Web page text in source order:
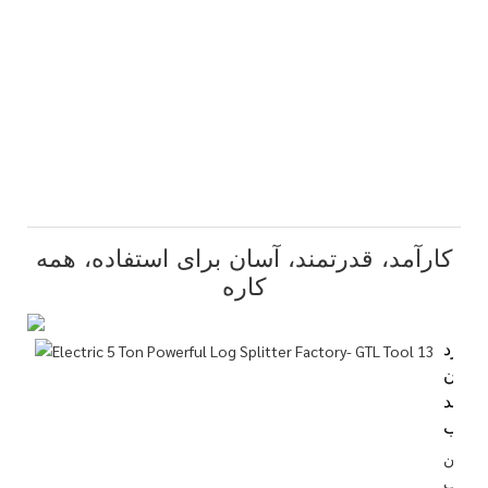
کارآمد، قدرتمند، آسان برای استفاده، همه
کاره
خرد
کردن
کارآمد
چوب
خردکن
چوب